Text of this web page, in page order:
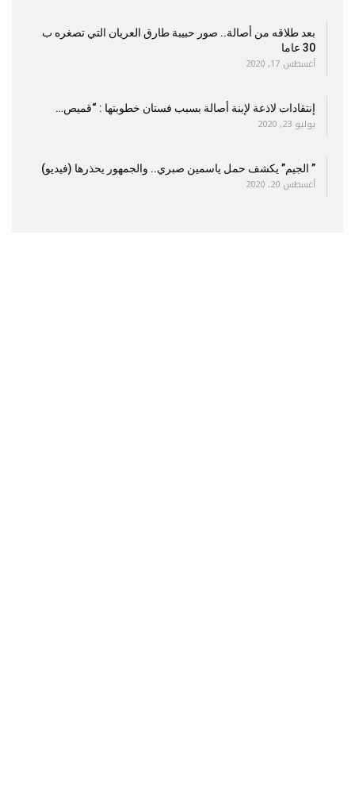
بعد طلاقه من أصالة.. صور حبيبة طارق العريان التي تصغره ب
30 عاما
أغسطس 17, 2020
إنتقادات لاذعة لإبنة أصالة بسبب فستان خطوبتها : “قميص…
يوليو 23, 2020
” الجيم” يكشف حمل ياسمين صبري.. والجمهور يحذرها (فيديو)
أغسطس 20, 2020